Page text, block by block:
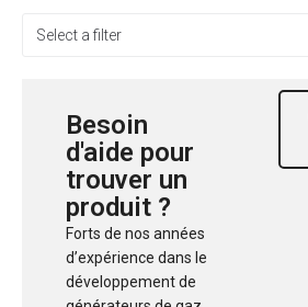
Select a filter
Besoin
d'aide pour
trouver un
produit ?
Forts de nos années
d’expérience dans le
développement de